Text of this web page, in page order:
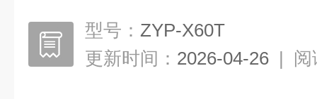
型号： ZYP-X60T
更新时间： 2026-04-26 | 阅